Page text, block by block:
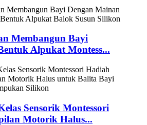
Membangun Bayi
Alpukat Montess...
Sensorik Montessori
Motorik Halus...